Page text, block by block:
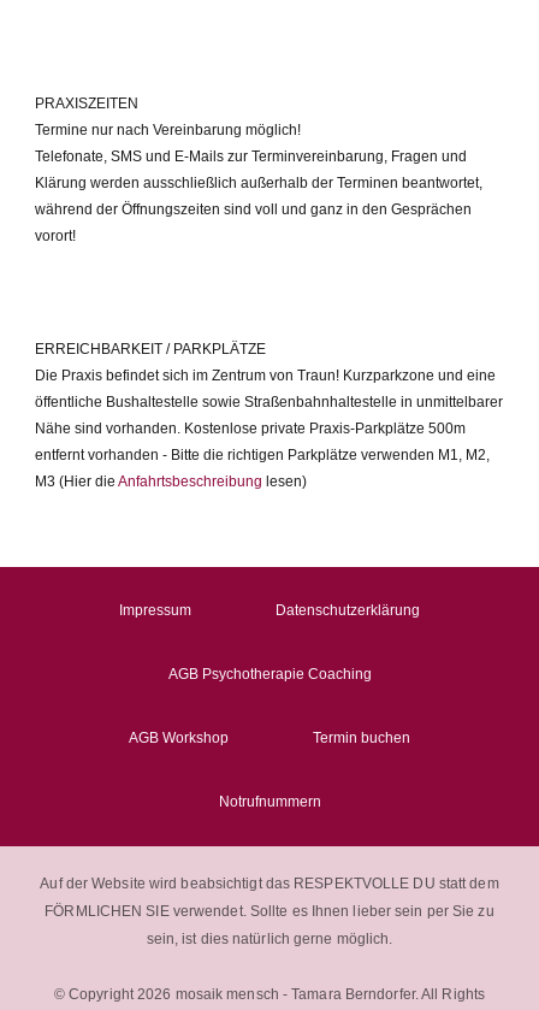
PRAXISZEITEN
Termine nur nach Vereinbarung möglich!
Telefonate, SMS und E-Mails zur Terminvereinbarung, Fragen und
Klärung werden ausschließlich außerhalb der Terminen beantwortet,
während der Öffnungszeiten sind voll und ganz in den Gesprächen
vorort!
ERREICHBARKEIT / PARKPLÄTZE
Die Praxis befindet sich im Zentrum von Traun! Kurzparkzone und eine
öffentliche Bushaltestelle sowie Straßenbahnhaltestelle in unmittelbarer
Nähe sind vorhanden. Kostenlose private Praxis-Parkplätze 500m
entfernt vorhanden - Bitte die richtigen Parkplätze verwenden M1, M2,
M3 (Hier die Anfahrtsbeschreibung lesen)
Impressum Datenschutzerklärung
AGB Psychotherapie Coaching
AGB Workshop Termin buchen
Notrufnummern
Auf der Website wird beabsichtigt das RESPEKTVOLLE DU statt dem
FÖRMLICHEN SIE verwendet. Sollte es Ihnen lieber sein per Sie zu
sein, ist dies natürlich gerne möglich.
© Copyright 2026 mosaik mensch - Tamara Berndorfer. All Rights